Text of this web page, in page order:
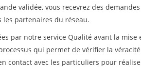
validée, vous recevrez des
partenaires du réseau.
par notre service Qualité avant la mise
qui permet de vérifier la
contact avec les particuliers pour